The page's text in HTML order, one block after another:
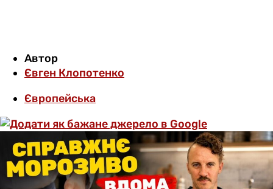
Автор
Євген Клопотенко
Європейська